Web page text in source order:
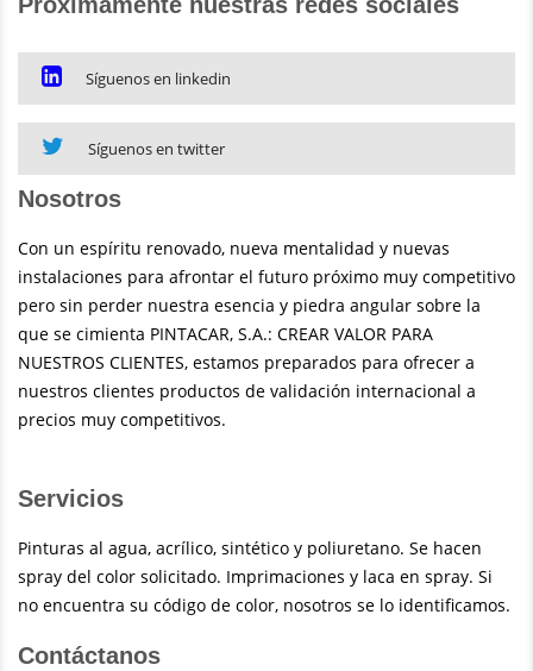
Síguenos en linkedin
Síguenos en twitter
Nosotros
Con un espíritu renovado, nueva mentalidad y nuevas
instalaciones para afrontar el futuro próximo muy competitivo
pero sin perder nuestra esencia y piedra angular sobre la
que se cimienta PINTACAR, S.A.: CREAR VALOR PARA
NUESTROS CLIENTES, estamos preparados para ofrecer a
nuestros clientes productos de validación internacional a
precios muy competitivos.
Servicios
Pinturas al agua, acrílico, sintético y poliuretano. Se hacen
spray del color solicitado. Imprimaciones y laca en spray. Si
no encuentra su código de color, nosotros se lo identificamos.
Contáctanos